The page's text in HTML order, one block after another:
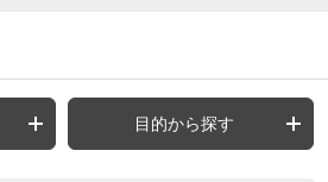
目的から探す